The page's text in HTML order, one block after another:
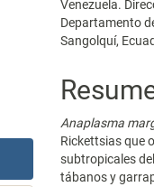
Venezuela.
Departamento
Sangolquí,
Anaplasma
Rickettsias que
subtropicales
tábanos y